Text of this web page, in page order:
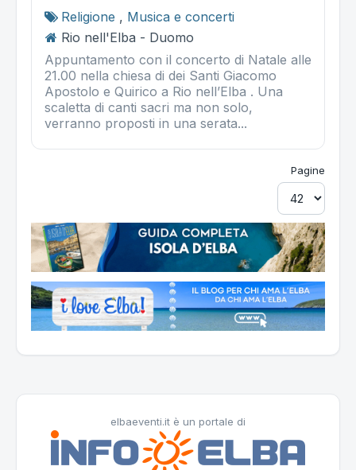
Religione , Musica e concerti
Rio nell'Elba - Duomo
Appuntamento con il concerto di Natale alle
21.00 nella chiesa di dei Santi Giacomo
Apostolo e Quirico a Rio nell’Elba . Una
scaletta di canti sacri ma non solo,
verranno proposti in una serata...
Pagine
elbaeventi.it è un portale di